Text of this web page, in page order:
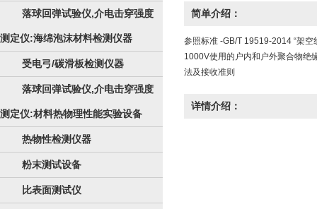
落球回弹试验仪,介电击穿强度
测定仪:海绵泡沫材料检测仪器
受电弓/碳滑板检测仪器
落球回弹试验仪,介电击穿强度
测定仪:材料热物理性能实验设备
热物性检测仪器
粉末测试设备
比表面测试仪
简单介绍：
参照标准 -GB/T 19519-2014 “架
1000V使用的户内和户外聚合物绝
法及接收准则
详情介绍：